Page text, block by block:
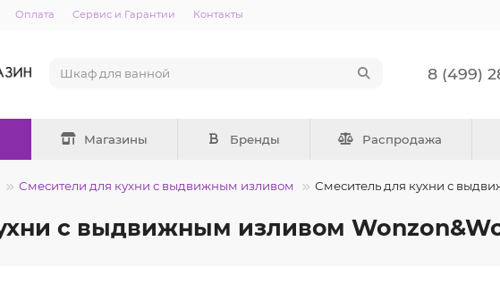
Оплата Сервис и Гарантии Контакты
8 (499)
Магазины Бренды Распродажа
Смесители для кухни с выдвижным изливом Смеситель для кухни с
с выдвижным изливом